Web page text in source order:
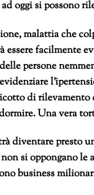
oggi si possono
malattia che
essere facilmente
persone
di rilevamento
Una vera
diventare presto
si oppongano le
business